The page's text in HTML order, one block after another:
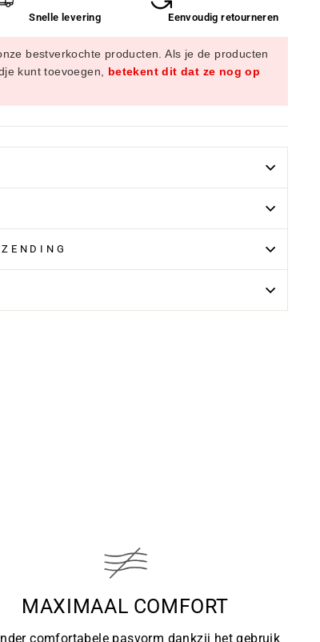
Snelle levering Eenvoudig retourneren
bestverkochte producten. Als je de producten
kunt toevoegen, betekent dit dat ze nog op
MAXIMAAL COMFORT
comfortabele pasvorm dankzij het gebruik